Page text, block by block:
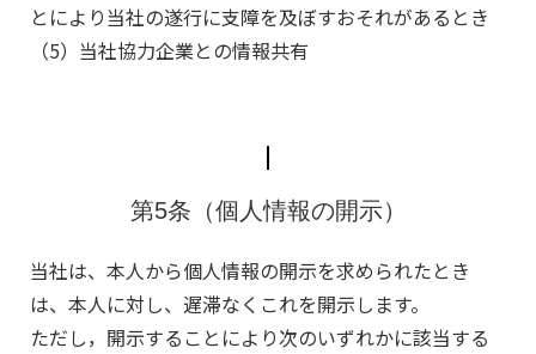
とにより当社の遂行に支障を及ぼすおそれがあるとき
（5）当社協力企業との情報共有
第5条（個人情報の開示）
当社は、本人から個人情報の開示を求められたとき
は、本人に対し、遅滞なくこれを開示します。
ただし，開示することにより次のいずれかに該当する